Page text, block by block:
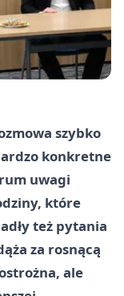
szybko
konkretne
uwagi
które
też pytania
za rosnącą
ale